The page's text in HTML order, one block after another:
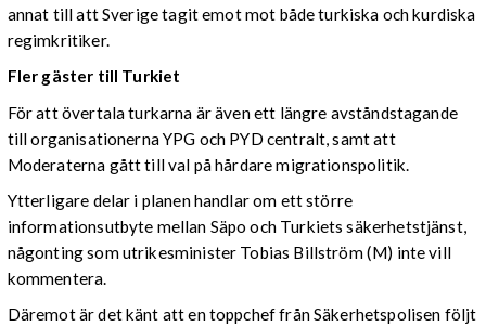
annat till att Sverige tagit emot mot både turkiska och kurdiska
regimkritiker.
Fler gäster till Turkiet
För att övertala turkarna är även ett längre avståndstagande
till organisationerna YPG och PYD centralt, samt att
Moderaterna gått till val på hårdare migrationspolitik.
Ytterligare delar i planen handlar om ett större
informationsutbyte mellan Säpo och Turkiets säkerhetstjänst,
någonting som utrikesminister Tobias Billström (M) inte vill
kommentera.
Däremot är det känt att en toppchef från Säkerhetspolisen följt